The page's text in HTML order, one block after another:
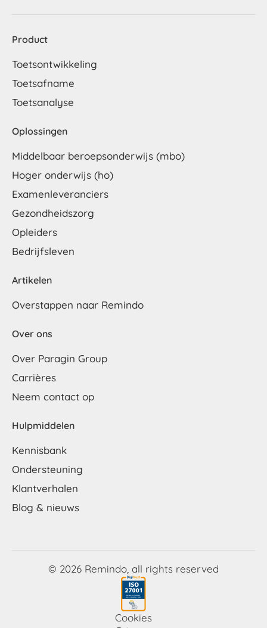
Product
Toetsontwikkeling
Toetsafname
Toetsanalyse
Oplossingen
Middelbaar beroepsonderwijs (mbo)
Hoger onderwijs (ho)
Examenleveranciers
Gezondheidszorg
Opleiders
Bedrijfsleven
Artikelen
Overstappen naar Remindo
Over ons
Over Paragin Group
Carrières
Neem contact op
Hulpmiddelen
Kennisbank
Ondersteuning
Klantverhalen
Blog & nieuws
© 2026 Remindo, all rights reserved
Cookies